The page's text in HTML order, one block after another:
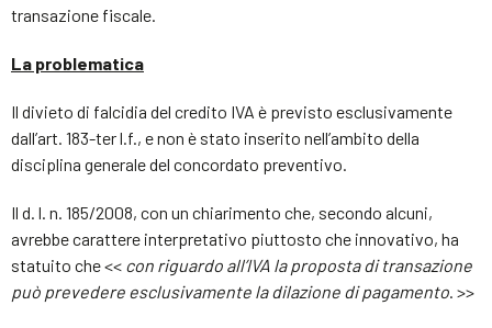
transazione fiscale.
La problematica
Il divieto di falcidia del credito IVA è previsto esclusivamente
dall’art. 183-ter l.f., e non è stato inserito nell’ambito della
disciplina generale del concordato preventivo.
Il d. l. n. 185/2008, con un chiarimento che, secondo alcuni,
avrebbe carattere interpretativo piuttosto che innovativo, ha
statuito che << con riguardo all’IVA la proposta di transazione
può prevedere esclusivamente la dilazione di pagamento. >>